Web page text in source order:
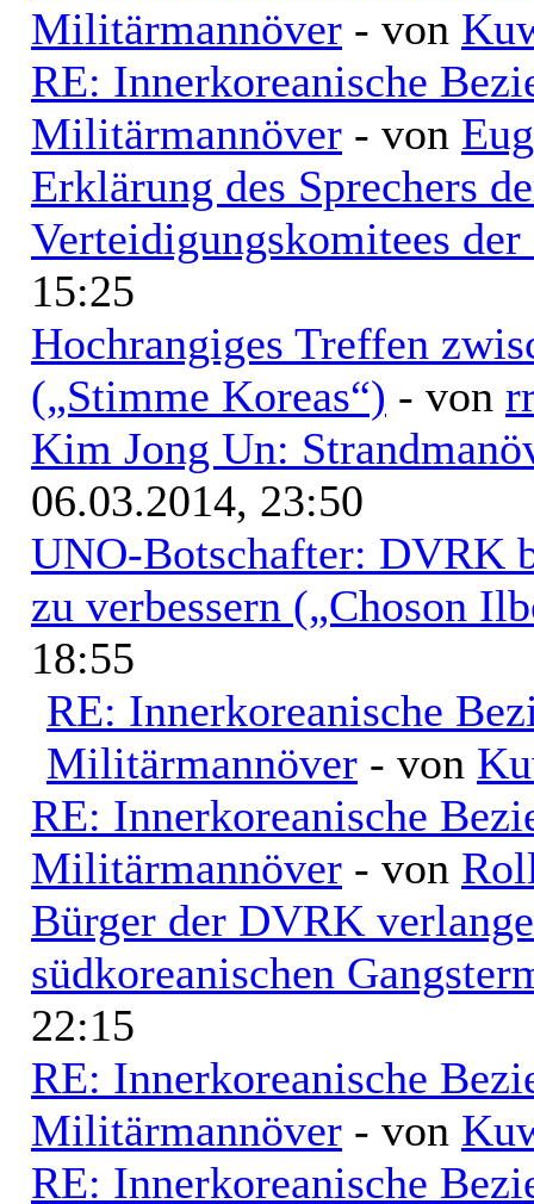
Militärmannöver - von
RE: Innerkoreanische
Militärmannöver - von
Erklärung des Sprechers
Verteidigungskomitees
15:25
Hochrangiges Treffen
(„Stimme Koreas“) - von
Kim Jong Un:
06.03.2014, 23:50
UNO-Botschafter: DVRK
zu verbessern („Choson
18:55
RE: Innerkoreanische
Militärmannöver - von
RE: Innerkoreanische
Militärmannöver - von
Bürger der DVRK
südkoreanischen
22:15
RE: Innerkoreanische
Militärmannöver - von
RE: Innerkoreanische